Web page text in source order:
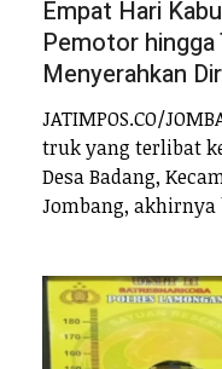
Empat Hari
Pemotor
Menyerahkan
JATIMPOS.CO/
truk yang terlibat
Desa Badang,
Jombang,